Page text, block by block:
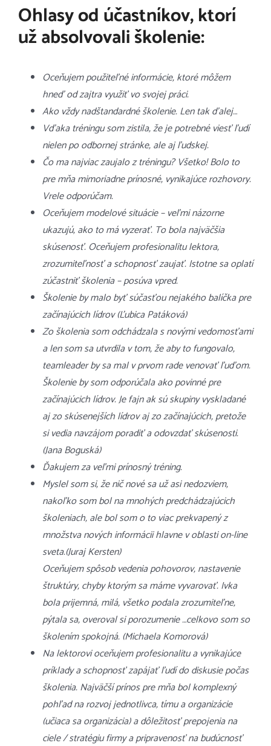
Ohlasy od účastníkov, ktorí
už absolvovali školenie:
Oceňujem použiteľné informácie, ktoré môžem
hneď od zajtra využiť vo svojej práci.
Ako vždy nadštandardné školenie. Len tak ďalej…
Vďaka tréningu som zistila, že je potrebné viesť ľudí
nielen po odbornej stránke, ale aj ľudskej.
Čo ma najviac zaujalo z tréningu? Všetko! Bolo to
pre mňa mimoriadne prínosné, vynikajúce rozhovory.
Vrele odporúčam.
Oceňujem modelové situácie – veľmi názorne
ukazujú, ako to má vyzerať. To bola najväčšia
skúsenosť. Oceňujem profesionalitu lektora,
zrozumiteľnosť a schopnosť zaujať. Istotne sa oplatí
zúčastniť školenia – posúva vpred.
Školenie by malo byť súčasťou nejakého balíčka pre
začínajúcich lídrov (Ľubica Patáková)
Zo školenia som odchádzala s novými vedomosťami
a len som sa utvrdila v tom, že aby to fungovalo,
teamleader by sa mal v prvom rade venovať ľuďom.
Školenie by som odporúčala ako povinné pre
začínajúcich lídrov. Je fajn ak sú skupiny vyskladané
aj zo skúsenejších lídrov aj zo začínajúcich, pretože
si vedia navzájom poradiť a odovzdať skúsenosti.
(Jana Boguská)
Ďakujem za veľmi prínosný tréning.
Myslel som si, že nič nové sa už asi nedozviem,
nakoľko som bol na mnohých predchádzajúcich
školeniach, ale bol som o to viac prekvapený z
množstva nových informácii hlavne v oblasti on-line
sveta.(Juraj Kersten)
Oceňujem spôsob vedenia pohovorov, nastavenie
štruktúry, chyby ktorým sa máme vyvarovať. Ivka
bola prijemná, milá, všetko podala zrozumiteľne,
pýtala sa, overoval si porozumenie …celkovo som so
školením spokojná. (Michaela Komorová)
Na lektorovi oceňujem profesionalitu a vynikajúce
príklady a schopnosť zapájať ľudí do diskusie počas
školenia. Najväčší prínos pre mňa bol komplexný
pohľad na rozvoj jednotlivca, tímu a organizácie
(učiaca sa organizácia) a dôležitosť prepojenia na
ciele / stratégiu firmy a pripravenosť na budúcnosť